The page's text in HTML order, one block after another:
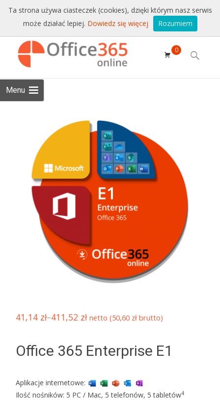
Sprzedaż i wsparcie:+48 228771525
Email:sklep@conet.pl
Menu
Skip to
content
0
Search
41,14 zł–411,52 zł netto (50,60 zł brutto)
Office 365 Enterprise E1
Aplikacje internetowe:
Ilość nośników: 5 PC / Mac, 5 telefonów, 5 tabletów4
Ta strona używa ciasteczek (cookies), dzięki którym nasz serwis
może działać lepiej. Dowiedz się więcej Rozumiem